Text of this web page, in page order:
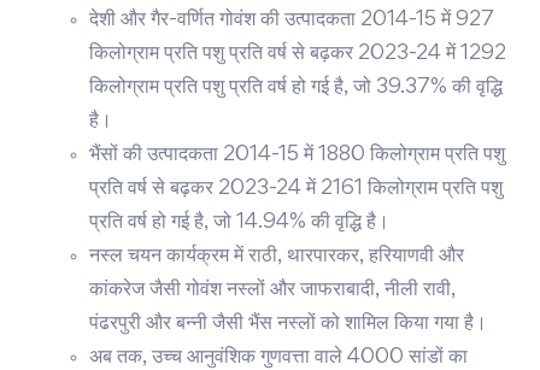
देशी और गैर-वर्णित गोवंश की उत्पादकता 2014-15 में 927
किलोग्राम प्रति पशु प्रति वर्ष से बढ़कर 2023-24 में 1292
किलोग्राम प्रति पशु प्रति वर्ष हो गई है, जो 39.37% की वृद्धि
है।
भैंसों की उत्पादकता 2014-15 में 1880 किलोग्राम प्रति पशु
प्रति वर्ष से बढ़कर 2023-24 में 2161 किलोग्राम प्रति पशु
प्रति वर्ष हो गई है, जो 14.94% की वृद्धि है।
नस्ल चयन कार्यक्रम में राठी, थारपारकर, हरियाणवी और
कांकरेज जैसी गोवंश नस्लों और जाफराबादी, नीली रावी,
पंढरपुरी और बन्नी जैसी भैंस नस्लों को शामिल किया गया है।
अब तक, उच्च आनुवंशिक गुणवत्ता वाले 4000 सांडों का